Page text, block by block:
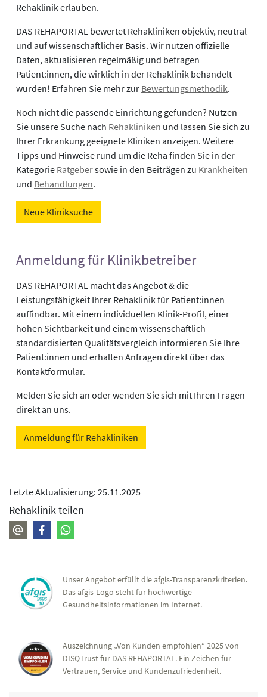
Rehaklinik erlauben.
DAS REHAPORTAL bewertet Rehakliniken objektiv, neutral
und auf wissenschaftlicher Basis. Wir nutzen offizielle
Daten, aktualisieren regelmäßig und befragen
Patient:innen, die wirklich in der Rehaklinik behandelt
wurden! Erfahren Sie mehr zur Bewertungsmethodik.
Noch nicht die passende Einrichtung gefunden? Nutzen
Sie unsere Suche nach Rehakliniken und lassen Sie sich zu
Ihrer Erkrankung geeignete Kliniken anzeigen. Weitere
Tipps und Hinweise rund um die Reha finden Sie in der
Kategorie Ratgebersowie in den Beiträgen zu Krankheiten
und Behandlungen.
Neue Kliniksuche
Anmeldung für Klinikbetreiber
DAS REHAPORTAL macht das Angebot & die
Leistungsfähigkeit Ihrer Rehaklinik für Patient:innen
auffindbar. Mit einem individuellen Klinik-Profil, einer
hohen Sichtbarkeit und einem wissenschaftlich
standardisierten Qualitätsvergleich informieren Sie Ihre
Patient:innen und erhalten Anfragen direkt über das
Kontaktformular.
Melden Sie sich an oder wenden Sie sich mit Ihren Fragen
direkt an uns.
Anmeldung für Rehakliniken
Letzte Aktualisierung: 25.11.2025
Rehaklinik teilen
Unser Angebot erfüllt die afgis-Transparenzkriterien.
Das afgis-Logo steht für hochwertige
Gesundheitsinformationen im Internet.
Auszeichnung „Von Kunden empfohlen“ 2025 von
DISQTrust für DAS REHAPORTAL. Ein Zeichen für
Vertrauen, Service und Kundenzufriedenheit.